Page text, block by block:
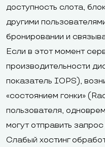
доступность слота,
другими
бронировании и
Если в этот момент
производительности
показатель IOPS),
«состоянием гонки»
пользователя,
могут отправить
Слабый хостинг